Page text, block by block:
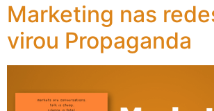
Marketing nas
virou Propaganda